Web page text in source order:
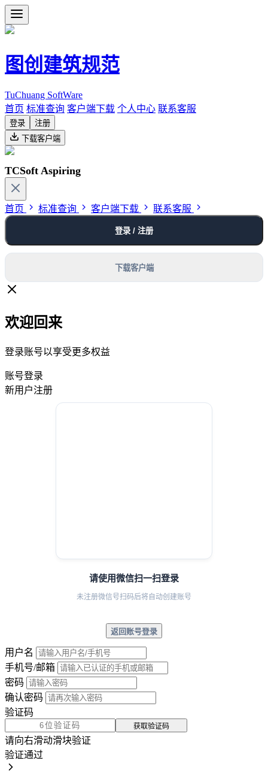
图创建筑规范
TuChuang SoftWare
首页 标准查询 客户端下载 个人中心 联系客服
登录
注册
下载客户端
TCSoft Aspiring
首页 标准查询 客户端下载 联系客服
登录 / 注册
下载客户端
欢迎回来
登录账号以享受更多权益
账号登录
新用户注册
请使用微信扫一扫登录
未注册微信号扫码后将自动创建账号
返回账号登录
用户名
手机号/邮箱
密码
确认密码
验证码
获取验证码
请向右滑动滑块验证
验证通过